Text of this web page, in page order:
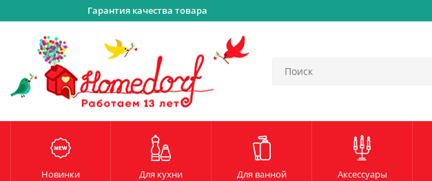
Гарантия качества товара
Новинки Для кухни Для ванной Аксессуары